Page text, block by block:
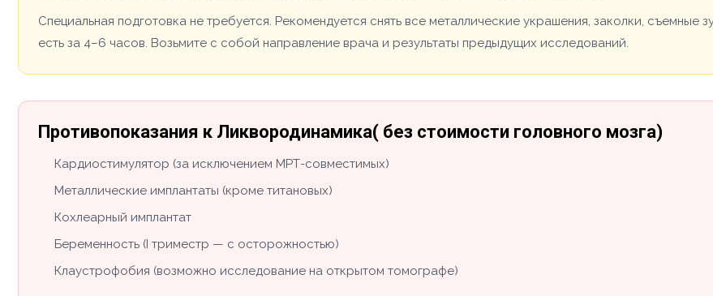
Специальная подготовка не требуется. Рекомендуется снять все металлические украшения, заколки,
есть за 4–6 часов. Возьмите с собой направление врача и результаты предыдущих исследований.
Противопоказания к Ликвородинамика( без стоимости головного мозга)
Кардиостимулятор (за исключением МРТ-совместимых)
Металлические имплантаты (кроме титановых)
Кохлеарный имплантат
Беременность (I триместр — с осторожностью)
Клаустрофобия (возможно исследование на открытом томографе)